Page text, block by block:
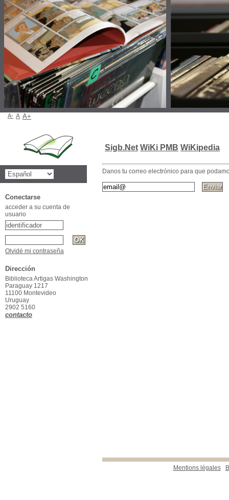
Sigb.Net WiKi PMB WiKipedia
Danos tu correo electrónico para que
Mentions légales
A- A A+
Conectarse
acceder a su cuenta de
usuario
Olvidé mi contraseña
Dirección
Biblioteca Artigas Washington
Paraguay 1217
11100 Montevideo
Uruguay
2902 5160
contacto